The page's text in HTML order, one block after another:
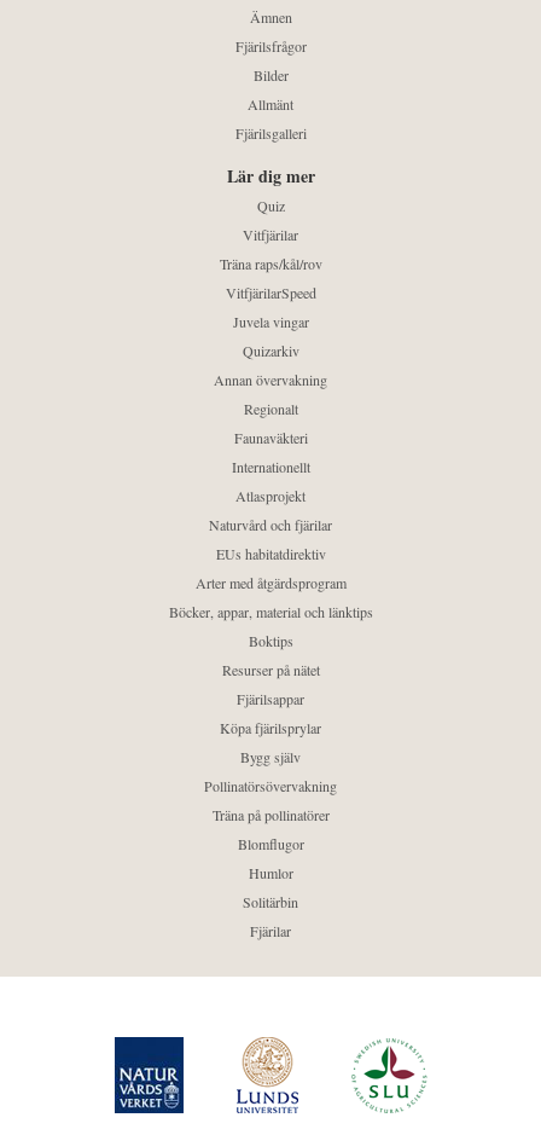
Ämnen
Fjärilsfrågor
Bilder
Allmänt
Fjärilsgalleri
Lär dig mer
Quiz
Vitfjärilar
Träna raps/kål/rov
VitfjärilarSpeed
Juvela vingar
Quizarkiv
Annan övervakning
Regionalt
Faunaväkteri
Internationellt
Atlasprojekt
Naturvård och fjärilar
EUs habitatdirektiv
Arter med åtgärdsprogram
Böcker, appar, material och länktips
Boktips
Resurser på nätet
Fjärilsappar
Köpa fjärilsprylar
Bygg själv
Pollinatörsövervakning
Träna på pollinatörer
Blomflugor
Humlor
Solitärbin
Fjärilar